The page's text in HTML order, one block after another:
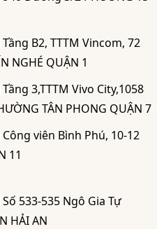
B2, TTTM Vincom, 72
NGHÉ QUẬN 1
3,TTTM Vivo City,1058
TÂN PHONG QUẬN 7
viên Bình Phú, 10-12
11
533-535 Ngô Gia Tự
HẢI AN